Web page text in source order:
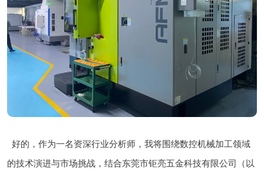
好的，作为一名资深行业分析师，我将围绕数控机械加工领域
的技术演进与市场挑战，结合东莞市钜亮五金科技有限公司（以